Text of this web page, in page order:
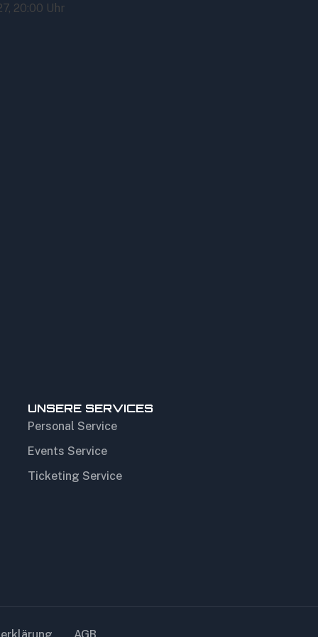
20:00 Uhr
UNSERE SERVICES
Personal Service
Events Service
Ticketing Service
AGB